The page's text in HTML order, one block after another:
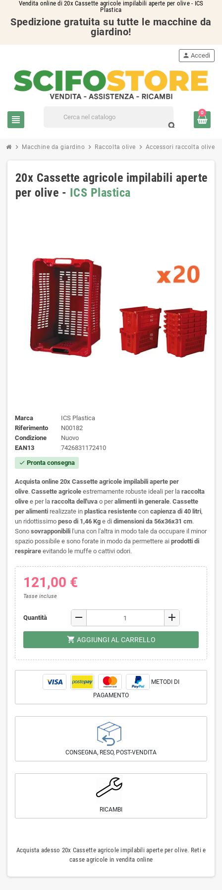
Vendita online di 20x Cassette agricole impilabili aperte per olive - ICS
Plastica
Spedizione gratuita su tutte le macchine da
giardino!
view_headline
search
person Accedi
0
chevron_right Macchine da giardino chevron_right Raccolta olive chevron_right Accessori raccolta olive
20x Cassette agricole impilabili aperte
per olive - ICS Plastica
Marca
ICS Plastica
Riferimento
N00182
Condizione
Nuovo
EAN13
7426831172410
check Pronta consegna
Acquista online 20x Cassette agricole impilabili aperte per
olive. Cassette agricole estremamente robuste ideali per la raccolta
olive e per la raccolta dell'uva o peralimenti in generale. Cassette
per alimenti realizzate in plastica resistente con capienza di 40 litri,
un ridottissimo peso di 1,46 Kg e di dimensioni da 56x36x31 cm.
Sono sovrapponibili l'una con l'altra in modo tale da occupare il minor
spazio possibile e sono forate in modo da permettere ai prodotti di
respirare evitando le muffe o cattivi odori.
121,00 €
Tasse incluse
Quantità remove add
shopping_cart AGGIUNGI AL CARRELLO
METODI DI
PAGAMENTO
CONSEGNA, RESO, POST-VENDITA
RICAMBI
Acquista adesso 20x Cassette agricole impilabili aperte per olive. Reti e
casse agricole in vendita online